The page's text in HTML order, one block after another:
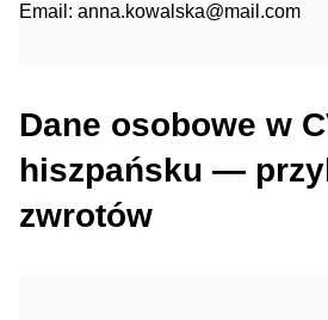
Email: anna.kowalska@mail.com
Dane osobowe w
hiszpańsku —
zwrotów